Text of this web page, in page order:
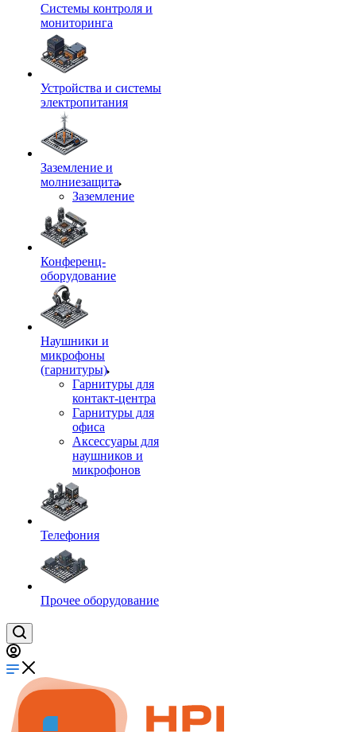
Системы контроля и
мониторинга
Устройства и системы
электропитания
Заземление и
молниезащита
Заземление
Конференц-
оборудование
Наушники и
микрофоны
(гарнитуры)
Гарнитуры для
контакт-центра
Гарнитуры для
офиса
Аксессуары для
наушников и
микрофонов
Телефония
Прочее оборудование